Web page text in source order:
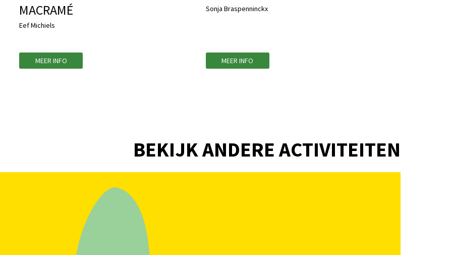
MACRAMÉ
Eef Michiels
MEER INFO
Sonja Braspenninckx
MEER INFO
BEKIJK ANDERE ACTIVITEITEN